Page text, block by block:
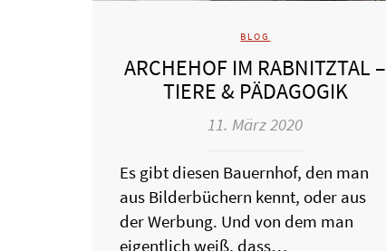
BLOG
ARCHEHOF IM RABNITZTAL –
TIERE & PÄDAGOGIK
11. März 2020
Es gibt diesen Bauernhof, den man
aus Bilderbüchern kennt, oder aus
der Werbung. Und von dem man
eigentlich weiß, dass…